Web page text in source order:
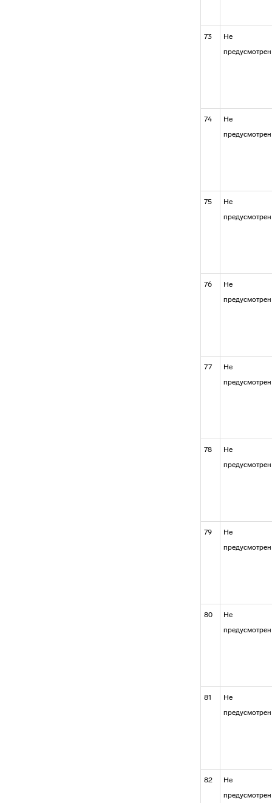
73
Не
предусмотрен
74
Не
предусмотрен
75
Не
предусмотрен
76
Не
предусмотрен
77
Не
предусмотрен
78
Не
предусмотрен
79
Не
предусмотрен
80
Не
предусмотрен
81
Не
предусмотрен
82
Не
предусмотрен